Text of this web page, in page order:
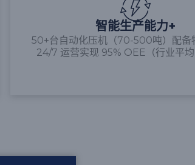
智能生产能力+
50+台自动化压机（70-500吨）配备
24/7 运营实现 95% OEE（行业平均